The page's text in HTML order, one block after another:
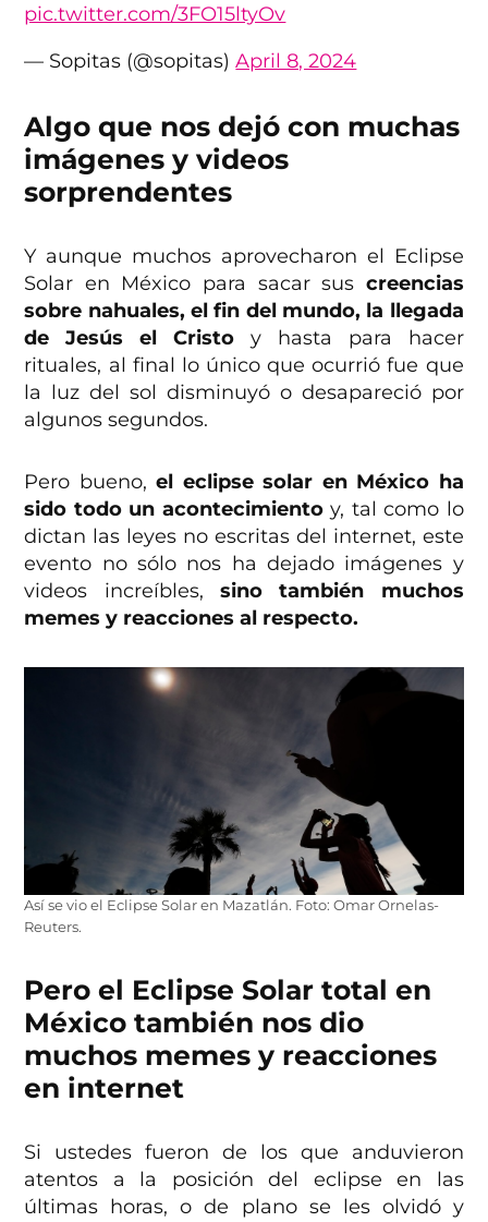
pic.twitter.com/3FO15ltyOv
— Sopitas (@sopitas)April 8, 2024
Algo que nos dejó con muchas
imágenes y videos
sorprendentes
Y aunque muchos aprovecharon el Eclipse
Solar en México para sacar sus creencias
sobre nahuales, el fin del mundo, la llegada
de Jesús el Cristo y hasta para hacer
rituales, al final lo único que ocurrió fue que
la luz del sol disminuyó o desapareció por
algunos segundos.
Pero bueno,el eclipse solar en México ha
sido todo un acontecimientoy, tal como lo
dictan las leyes no escritas del internet, este
evento no sólo nos ha dejado imágenes y
videos increíbles, sino también muchos
memes y reacciones al respecto.
Así se vio el Eclipse Solar en Mazatlán. Foto: Omar Ornelas-
Reuters.
Pero el Eclipse Solar total en
México también nos dio
muchos memes y reacciones
en internet
Si ustedes fueron de los que anduvieron
atentos a la posición del eclipse en las
últimas horas, o de plano se les olvidó y